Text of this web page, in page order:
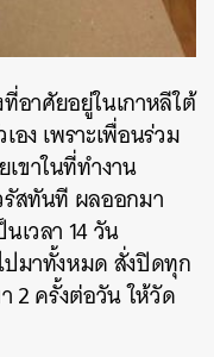
อาศัยอยู่ในเกาหลีใต้
อง เพราะเพื่อนร่วม
ขาในที่ทำงาน
รัสทันที ผลออกมา
เวลา 14 วัน
ปมาทั้งหมด สั่งปิดทุก
2 ครั้งต่อวัน ให้วัด